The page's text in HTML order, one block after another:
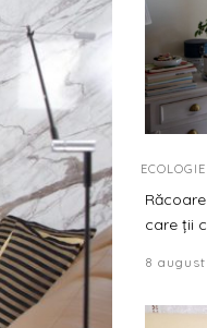
care ții
8